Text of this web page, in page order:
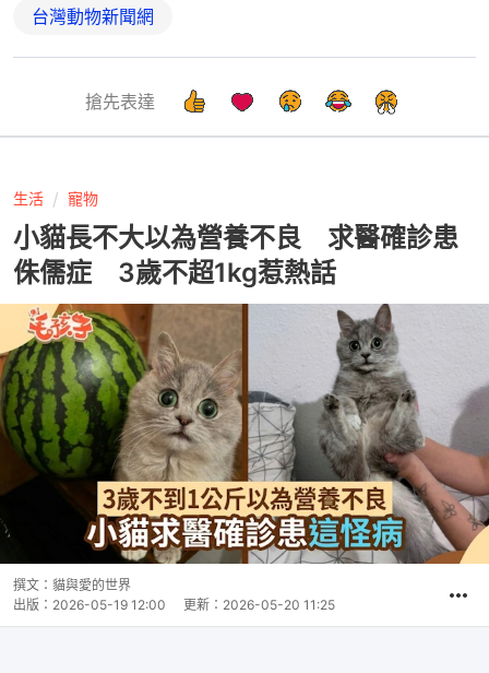
台灣動物新聞網
搶先表達
生活 寵物
小貓長不大以為營養不良 求醫確診患
侏儒症 3歲不超1kg惹熱話
撰文： 貓與愛的世界
出版： 2026-05-19 12:00 更新： 2026-05-20 11:25